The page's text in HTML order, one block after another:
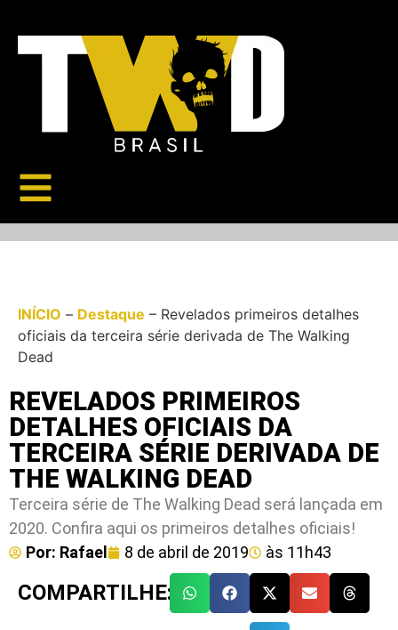
INÍCIO – Destaque – Revelados primeiros detalhes
oficiais da terceira série derivada de The Walking
Dead
REVELADOS PRIMEIROS
DETALHES OFICIAIS DA
TERCEIRA SÉRIE DERIVADA DE
THE WALKING DEAD
Terceira série de The Walking Dead será lançada em
2020. Confira aqui os primeiros detalhes oficiais!
Por: Rafael 8 de abril de 2019 às 11h43
COMPARTILHE: